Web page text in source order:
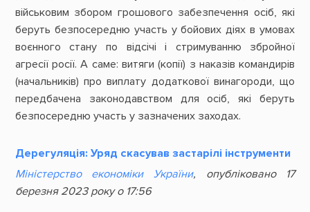
військовим збором грошового забезпечення осіб, які
беруть безпосередню участь у бойових діях в умовах
воєнного стану по відсічі і стримуванню збройної
агресії росії. А саме: витяги (копії) з наказів командирів
(начальників) про виплату додаткової винагороди, що
передбачена законодавством для осіб, які беруть
безпосередню участь у зазначених заходах.
Дерегуляція: Уряд скасував застарілі інструменти
Міністерство економіки України, опубліковано 17
березня 2023 року о 17:56